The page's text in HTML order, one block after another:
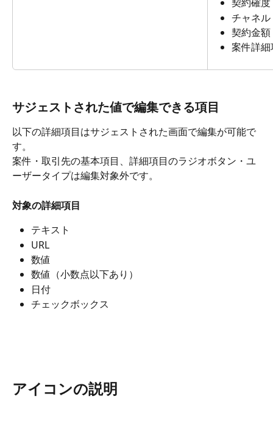
チャネル
契約金額
案件詳
サジェストされた値で編集できる項目
以下の詳細項目はサジェストされた画面で編集が可能で
す。
案件・取引先の基本項目、詳細項目のラジオボタン・ユ
ーザータイプは編集対象外です。
対象の詳細項目
テキスト
URL
数値
数値（小数点以下あり）
日付
チェックボックス
アイコンの説明